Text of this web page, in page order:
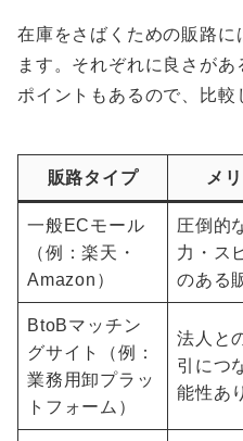
在庫をさばくための販路に
ます。それぞれに良さが
ポイントもあるので、比較
販路タイプ メ
一般ECモール
（例：楽天・
Amazon）
圧倒的
力・ス
のある
BtoBマッチン
グサイト（例：
業務用卸プラッ
トフォーム）
法人と
引につ
能性あり